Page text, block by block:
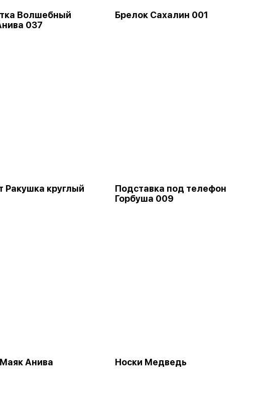
Волшебный
037
Брелок Сахалин 001
Ракушка круглый
Подставка под телефон
Горбуша 009
Анива Носки Медведь